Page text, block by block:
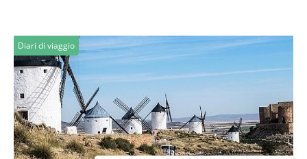
Diari di viaggio